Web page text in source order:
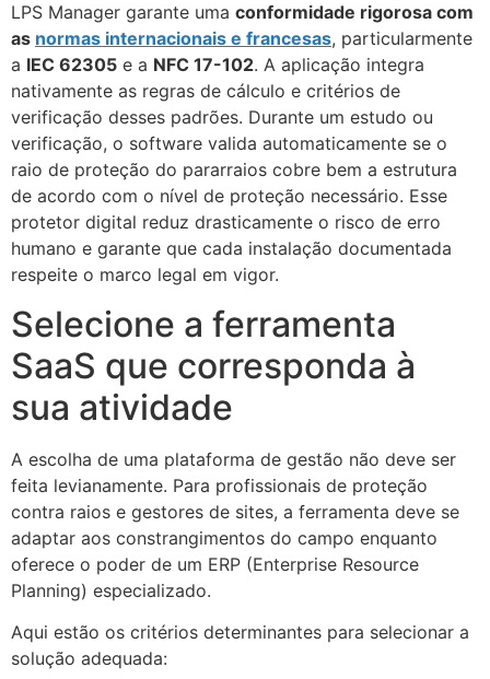
LPS Manager garante uma conformidade rigorosa com
as normas internacionais e francesas, particularmente
a IEC 62305 e a NFC 17-102. A aplicação integra
nativamente as regras de cálculo e critérios de
verificação desses padrões. Durante um estudo ou
verificação, o software valida automaticamente se o
raio de proteção do pararraios cobre bem a estrutura
de acordo com o nível de proteção necessário. Esse
protetor digital reduz drasticamente o risco de erro
humano e garante que cada instalação documentada
respeite o marco legal em vigor.
Selecione a ferramenta
SaaS que corresponda à
sua atividade
A escolha de uma plataforma de gestão não deve ser
feita levianamente. Para profissionais de proteção
contra raios e gestores de sites, a ferramenta deve se
adaptar aos constrangimentos do campo enquanto
oferece o poder de um ERP (Enterprise Resource
Planning) especializado.
Aqui estão os critérios determinantes para selecionar a
solução adequada: